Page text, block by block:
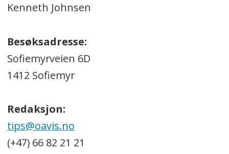
Kenneth Johnsen
Besøksadresse:
Sofiemyrveien 6D
1412 Sofiemyr
Redaksjon:
tips@oavis.no
(+47) 66 82 21 21